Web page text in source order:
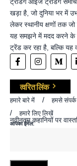
खड़ा है, जो दुनिया भर में
लेकर स्थानीय क्षणों तक
यह समझने में मदद करने के
ट्रेंड कर रहा है, बल्कि यह
त्वरित लिंक
हमारे बारे में हमसे
हमारे लिए लिखें
नवीनतम कहानियों पर
आपका ईमेल: